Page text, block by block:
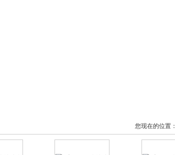
您现在的位置：